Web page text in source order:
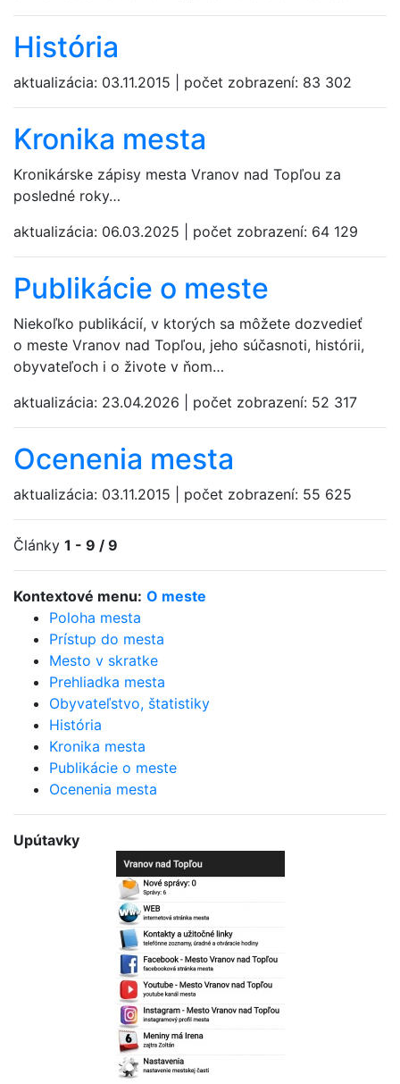
Kontextové menu: O meste
Poloha mesta
Prístup do mesta
Mesto v skratke
Prehliadka mesta
Obyvateľstvo, štatistiky
História
Kronika mesta
Publikácie o meste
Ocenenia mesta
Upútavky
Bezplatná aplikácia
mesta
História
aktualizácia: 03.11.2015 počet zobrazení: 83 302
Kronika mesta
Kronikárske zápisy mesta Vranov nad Topľou za
posledné roky…
aktualizácia: 06.03.2025 počet zobrazení: 64 129
Publikácie o meste
Niekoľko publikácií, v ktorých sa môžete dozvedieť
o meste Vranov nad Topľou, jeho súčasnoti, histórii,
obyvateľoch i o živote v ňom…
aktualizácia: 23.04.2026 počet zobrazení: 52 317
Ocenenia mesta
aktualizácia: 03.11.2015 počet zobrazení: 55 625
Články 1 - 9 / 9